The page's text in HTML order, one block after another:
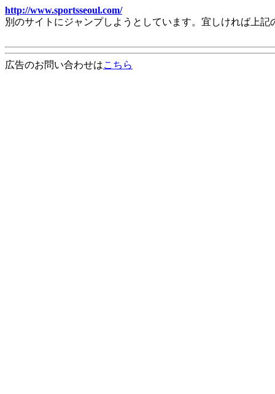
http://www.sportsseoul.com/
別のサイトにジャンプしようとしています。宜しければ上
広告のお問い合わせはこちら